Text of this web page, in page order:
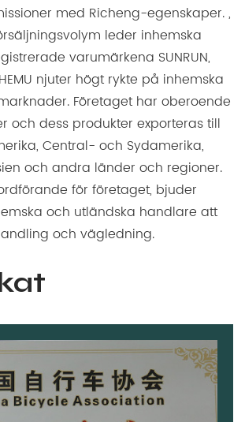
med Richeng-egenskaper. ,
leder inhemska
varumärkena SUNRUN,
HEMU njuter högt rykte på inhemska
Företaget har oberoende
och dess produkter exporteras till
Central- och Sydamerika,
och andra länder och regioner.
för företaget, bjuder
och utländska handlare att
och vägledning.